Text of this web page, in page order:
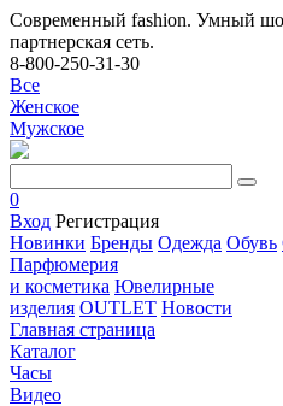
Современный fashion. Умный
партнерская сеть.
8-800-250-31-30
Все
Женское
Мужское
0
Вход Регистрация
Новинки Бренды Одежда Обувь
Парфюмерия
и косметика Ювелирные
изделия OUTLET Новости
Главная страница
Каталог
Часы
Видео